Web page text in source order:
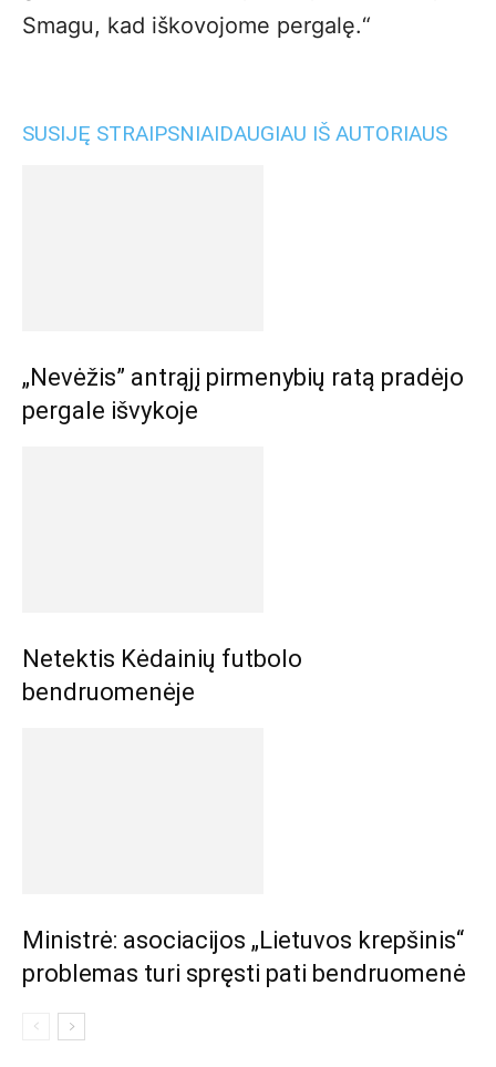
Smagu, kad iškovojome pergalę.“
SUSIJĘ STRAIPSNIAIDAUGIAU IŠ AUTORIAUS
„Nevėžis” antrąjį pirmenybių ratą pradėjo
pergale išvykoje
Netektis Kėdainių futbolo
bendruomenėje
Ministrė: asociacijos „Lietuvos krepšinis“
problemas turi spręsti pati bendruomenė